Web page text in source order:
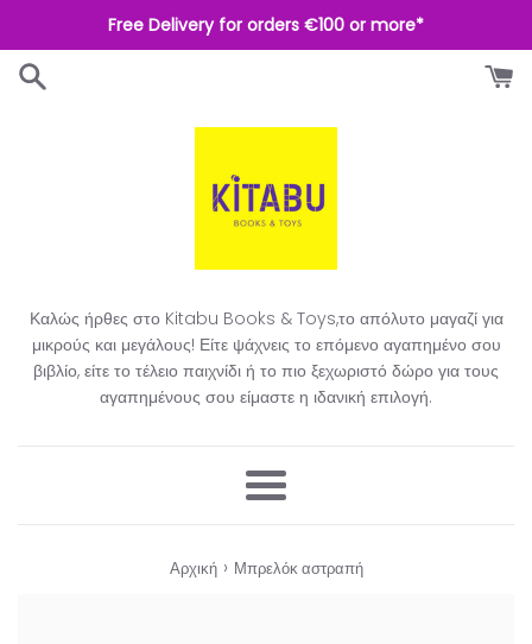
στο
περιεχόμενο
Free Delivery for orders €100 or more*
Καλώς ήρθες στο Kitabu Books & Toys,το απόλυτο μαγαζί για
μικρούς και μεγάλους! Είτε ψάχνεις το επόμενο αγαπημένο σου
βιβλίο, είτε το τέλειο παιχνίδι ή το πιο ξεχωριστό δώρο για τους
αγαπημένους σου είμαστε η ιδανική επιλογή.​
Μενού
Αρχική › Μπρελόκ αστραπή